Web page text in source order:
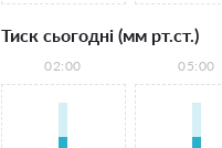
Тиск сьогодні (мм рт.ст.)
02:00 05:00